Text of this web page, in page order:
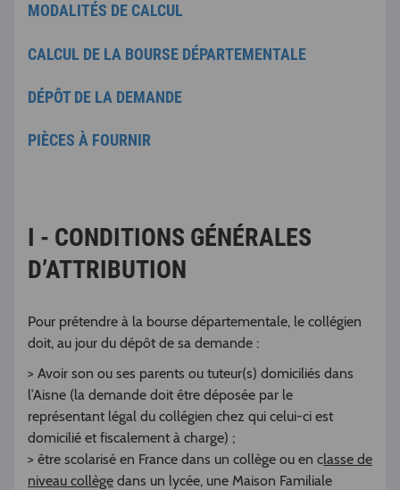
MODALITÉS DE CALCUL
CALCUL DE LA BOURSE DÉPARTEMENTALE
DÉPÔT DE LA DEMANDE
PIÈCES À FOURNIR
I - CONDITIONS GÉNÉRALES
D’ATTRIBUTION
Pour prétendre à la bourse départementale, le collégien
doit, au jour du dépôt de sa demande :
> Avoir son ou ses parents ou tuteur(s) domiciliés dans
l’Aisne (la demande doit être déposée par le
représentant légal du collégien chez qui celui-ci est
domicilié et fiscalement à charge) ;
> être scolarisé en France dans un collège ou en classe de
niveau collège dans un lycée, une Maison Familiale